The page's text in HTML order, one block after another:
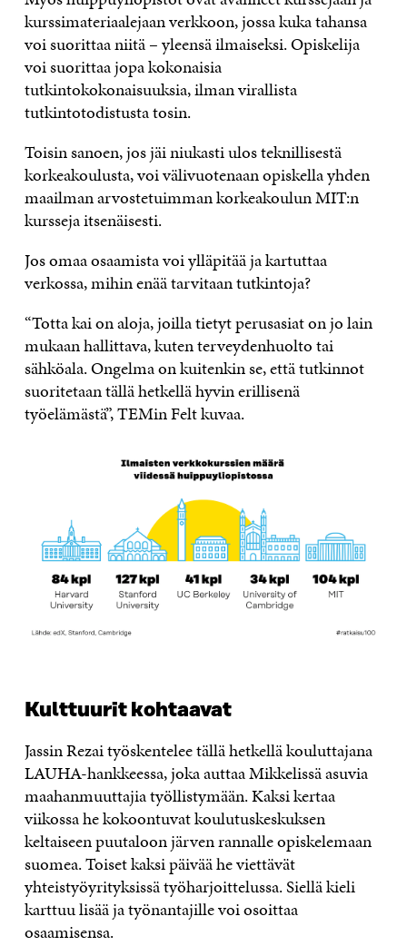
kurssimateriaalejaan verkkoon, jossa kuka tahansa
voi suorittaa niitä – yleensä ilmaiseksi. Opiskelija
voi suorittaa jopa kokonaisia
tutkintokokonaisuuksia, ilman virallista
tutkintotodistusta tosin.
Toisin sanoen, jos jäi niukasti ulos teknillisestä
korkeakoulusta, voi välivuotenaan opiskella yhden
maailman arvostetuimman korkeakoulun MIT:n
kursseja itsenäisesti.
Jos omaa osaamista voi ylläpitää ja kartuttaa
verkossa, mihin enää tarvitaan tutkintoja?
“Totta kai on aloja, joilla tietyt perusasiat on jo lain
mukaan hallittava, kuten terveydenhuolto tai
sähköala. Ongelma on kuitenkin se, että tutkinnot
suoritetaan tällä hetkellä hyvin erillisenä
työelämästä”, TEMin Felt kuvaa.
Kulttuurit kohtaavat
Jassin Rezai työskentelee tällä hetkellä kouluttajana
LAUHA-hankkeessa, joka auttaa Mikkelissä asuvia
maahanmuuttajia työllistymään. Kaksi kertaa
viikossa he kokoontuvat koulutuskeskuksen
keltaiseen puutaloon järven rannalle opiskelemaan
suomea. Toiset kaksi päivää he viettävät
yhteistyöyrityksissä työharjoittelussa. Siellä kieli
karttuu lisää ja työnantajille voi osoittaa
osaamisensa.